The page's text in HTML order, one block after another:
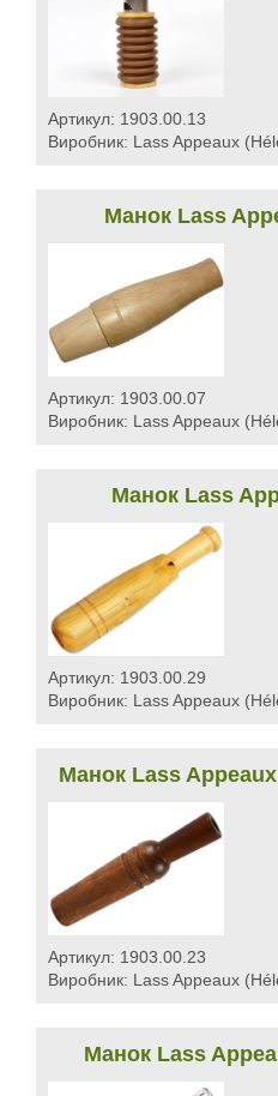
Артикул: 1903.00.13
Виробник: Lass Appeaux
Манок Lass
Артикул: 1903.00.07
Виробник: Lass Appeaux
Манок Lass
Артикул: 1903.00.29
Виробник: Lass Appeaux
Манок Lass
Артикул: 1903.00.23
Виробник: Lass Appeaux
Манок Lass